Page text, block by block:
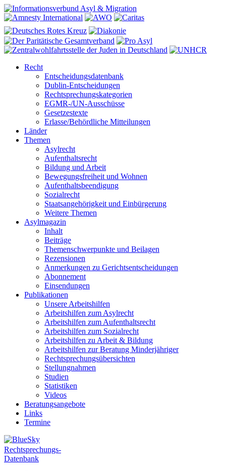
Recht
Entscheidungsdatenbank
Dublin-Entscheidungen
Rechtsprechungskategorien
EGMR-/UN-Ausschüsse
Gesetzestexte
Erlasse/Behördliche Mitteilungen
Länder
Themen
Asylrecht
Aufenthaltsrecht
Bildung und Arbeit
Bewegungsfreiheit und Wohnen
Aufenthaltsbeendigung
Sozialrecht
Staatsangehörigkeit und Einbürgerung
Weitere Themen
Asylmagazin
Inhalt
Beiträge
Themenschwerpunkte und Beilagen
Rezensionen
Anmerkungen zu Gerichtsentscheidungen
Abonnement
Einsendungen
Publikationen
Unsere Arbeitshilfen
Arbeitshilfen zum Asylrecht
Arbeitshilfen zum Aufenthaltsrecht
Arbeitshilfen zum Sozialrecht
Arbeitshilfen zu Arbeit & Bildung
Arbeitshilfen zur Beratung Minderjähriger
Rechtsprechungsübersichten
Stellungnahmen
Studien
Statistiken
Videos
Beratungsangebote
Links
Termine
Rechtsprechungs-
Datenbank